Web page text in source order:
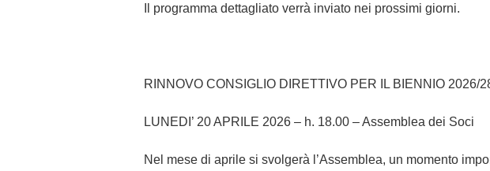
Il programma dettagliato verrà inviato nei prossimi giorni.
RINNOVO CONSIGLIO DIRETTIVO PER IL BIENNIO 2026/
LUNEDI’ 20 APRILE 2026 – h. 18.00 – Assemblea dei Soci
Nel mese di aprile si svolgerà l’Assemblea, un momento